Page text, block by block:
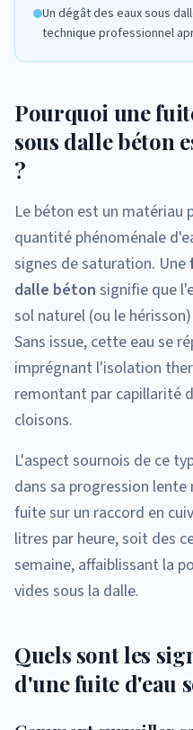
Un dégât des eaux sous
technique professionnel
Pourquoi une
sous dalle béton
?
Le béton est un matériau
quantité phénoménale
signes de saturation. Une
dalle béton signifie que
sol naturel (ou le
Sans issue, cette eau se
imprégnant l'isolation
remontant par capillarité
cloisons.
L'aspect sournois de ce
dans sa progression
fuite sur un raccord en
litres par heure, soit des
semaine, affaiblissant la
vides sous la dalle.
Quels sont les
d'une fuite d'eau